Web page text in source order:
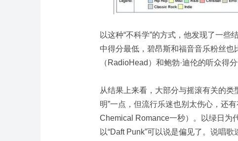
以这种“不科学”的方式，他发现了一
中得分最低，碧昂斯和福音音乐粉丝
（RadioHead）和鲍勃·迪伦的听众得分
从结果上来看，大部分与摇滚有关的类
明”一点，但流行乐迷也别太伤心，还
Chemical Romance一秒）。以绿日为
以“Daft Punk”可以说是偏见了。说唱